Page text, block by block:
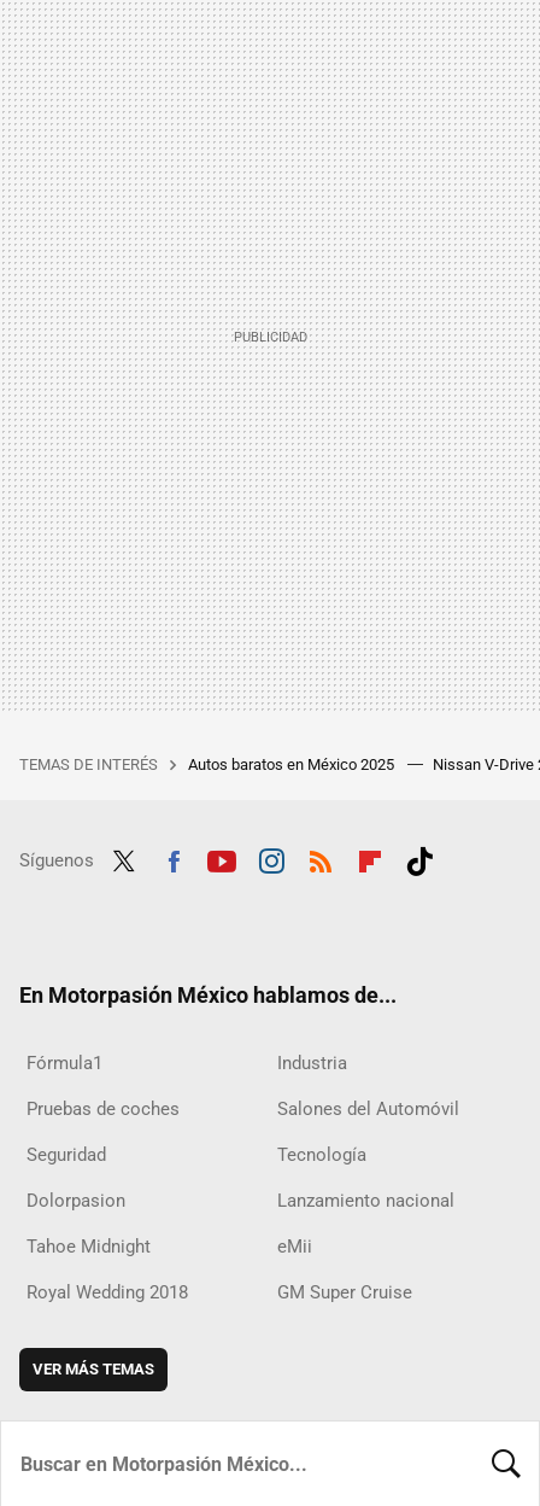
TEMAS DE INTERÉS Autos baratos en México 2025 Nissan V-Drive
Síguenos
En Motorpasión México hablamos de...
Fórmula1 Industria
Pruebas de coches Salones del Automóvil
Seguridad Tecnología
Dolorpasion Lanzamiento nacional
Tahoe Midnight eMii
Royal Wedding 2018 GM Super Cruise
VER MÁS TEMAS